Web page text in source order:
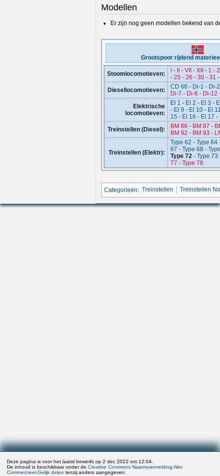
Modellen
Er zijn nog geen modellen bekend van
Grootspoor rijdend
Stoomlocomotieven: I- II- VII- XII- 1 - 2
- 25- 26 - 30- 31
Diesellocomotieven:
CD 66 - Di-1 - Di-2
Di-7 - Di-8- Di-12
Elektrische
locomotieven:
El 1 - El 2 - El 3 -
- El 9 - El 10- El
15 - El 16 - El 17 -
Treinstellen (Diesel):
BM 86 - BM 87 -
BM 92 - BM 93 -
Treinstellen (Elektr):
Type 62 - Type 64
67 - Type 68-
Type 72 - Type 73
77 - Type 78
Categorieën: Treinstellen Treinstellen
Deze pagina is voor het laatst bewerkt op 2 dec 2022 om 12:04.
De inhoud is beschikbaar onder deCreative Commons Naamsvermelding-Niet
Commercieel-Gelijk delen tenzij anders aangegeven.